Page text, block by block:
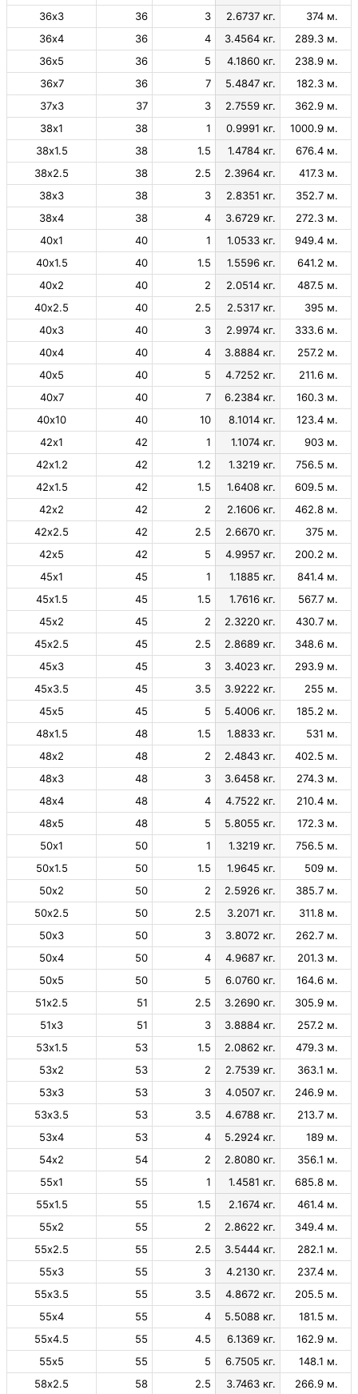
36х3 36 3 2.6737 кг.
374 м.
36х4
36 4 3.4564 кг.
289.3 м.
36х5
36 5 4.1860 кг.
238.9 м.
36х7
36 7 5.4847 кг.
182.3 м.
37х3
37 3 2.7559 кг.
362.9 м.
38х1
38 1 0.9991 кг.
1000.9 м.
38х1.5
38 1.5 1.4784 кг.
676.4 м.
38х2.5
38 2.5 2.3964 кг.
417.3 м.
38х3
38 3 2.8351 кг.
352.7 м.
38х4
38 4 3.6729 кг.
272.3 м.
40х1
40 1 1.0533 кг.
949.4 м.
40х1.5
40 1.5 1.5596 кг.
641.2 м.
40х2
40 2 2.0514 кг.
487.5 м.
40х2.5
40 2.5 2.5317 кг.
395 м.
40х3
40 3 2.9974 кг.
333.6 м.
40х4
40 4 3.8884 кг.
257.2 м.
40х5
40 5 4.7252 кг.
211.6 м.
40х7
40 7 6.2384 кг.
160.3 м.
40х10
40 10 8.1014 кг.
123.4 м.
42х1
42 1 1.1074 кг.
903 м.
42х1.2
42 1.2 1.3219 кг.
756.5 м.
42х1.5
42 1.5 1.6408 кг.
609.5 м.
42х2
42 2 2.1606 кг.
462.8 м.
42х2.5
42 2.5 2.6670 кг.
375 м.
42х5
42 5 4.9957 кг.
200.2 м.
45х1
45 1 1.1885 кг.
841.4 м.
45х1.5
45 1.5 1.7616 кг.
567.7 м.
45х2
45 2 2.3220 кг.
430.7 м.
45х2.5
45 2.5 2.8689 кг.
348.6 м.
45х3
45 3 3.4023 кг.
293.9 м.
45х3.5
45 3.5 3.9222 кг.
255 м.
45х5
45 5 5.4006 кг.
185.2 м.
48х1.5
48 1.5 1.8833 кг.
531 м.
48х2
48 2 2.4843 кг.
402.5 м.
48х3
48 3 3.6458 кг.
274.3 м.
48х4
48 4 4.7522 кг.
210.4 м.
48х5
48 5 5.8055 кг.
172.3 м.
50х1
50 1 1.3219 кг.
756.5 м.
50х1.5
50 1.5 1.9645 кг.
509 м.
50х2
50 2 2.5926 кг.
385.7 м.
50х2.5
50 2.5 3.2071 кг.
311.8 м.
50х3
50 3 3.8072 кг.
262.7 м.
50х4
50 4 4.9687 кг.
201.3 м.
50х5
50 5 6.0760 кг.
164.6 м.
51х2.5
51 2.5 3.2690 кг.
305.9 м.
51х3
51 3 3.8884 кг.
257.2 м.
53х1.5
53 1.5 2.0862 кг.
479.3 м.
53х2
53 2 2.7539 кг.
363.1 м.
53х3
53 3 4.0507 кг.
246.9 м.
53х3.5
53 3.5 4.6788 кг.
213.7 м.
53х4
53 4 5.2924 кг.
189 м.
54х2
54 2 2.8080 кг.
356.1 м.
55х1
55 1 1.4581 кг.
685.8 м.
55х1.5
55 1.5 2.1674 кг.
461.4 м.
55х2
55 2 2.8622 кг.
349.4 м.
55х2.5
55 2.5 3.5444 кг.
282.1 м.
55х3
55 3 4.2130 кг.
237.4 м.
55х3.5
55 3.5 4.8672 кг.
205.5 м.
55х4
55 4 5.5088 кг.
181.5 м.
55х4.5
55 4.5 6.1369 кг.
162.9 м.
55х5
55 5 6.7505 кг.
148.1 м.
58х2.5
58 2.5 3.7463 кг.
266.9 м.